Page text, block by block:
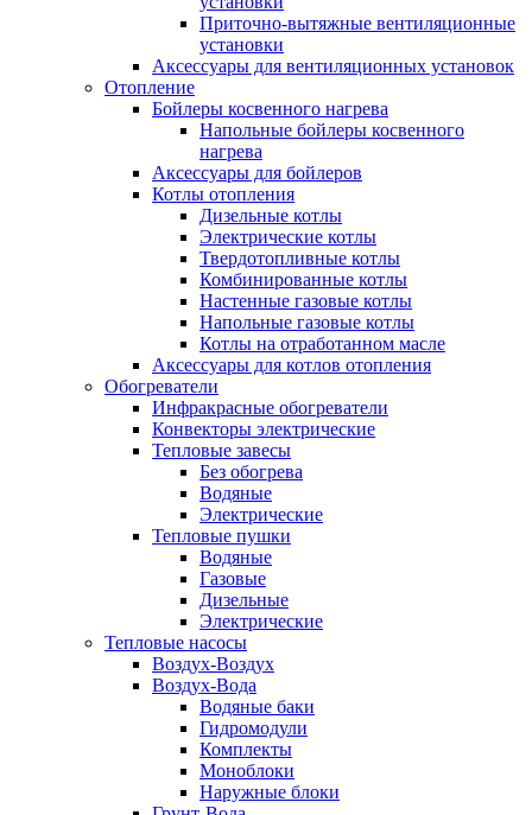
Приточно-вытяжные вентиляционные
установки
Аксессуары для вентиляционных установок
Отопление
Бойлеры косвенного нагрева
Напольные бойлеры косвенного
нагрева
Аксессуары для бойлеров
Котлы отопления
Дизельные котлы
Электрические котлы
Твердотопливные котлы
Комбинированные котлы
Настенные газовые котлы
Напольные газовые котлы
Котлы на отработанном масле
Аксессуары для котлов отопления
Обогреватели
Инфракрасные обогреватели
Конвекторы электрические
Тепловые завесы
Без обогрева
Водяные
Электрические
Тепловые пушки
Водяные
Газовые
Дизельные
Электрические
Тепловые насосы
Воздух-Воздух
Воздух-Вода
Водяные баки
Гидромодули
Комплекты
Моноблоки
Наружные блоки